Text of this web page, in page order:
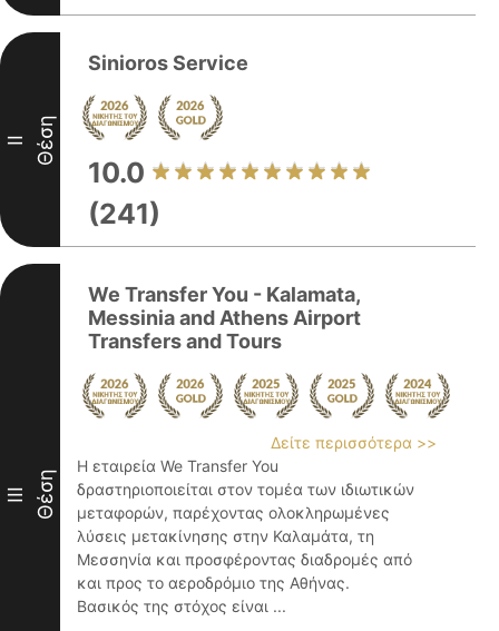
II Θέση
Sinioros Service
10.0
(241)
III Θέση
We Transfer You - Kalamata,
Messinia and Athens Airport
Transfers and Tours
Δείτε περισσότερα >>
Η εταιρεία We Transfer You
δραστηριοποιείται στον τομέα των ιδιωτικών
μεταφορών, παρέχοντας ολοκληρωμένες
λύσεις μετακίνησης στην Καλαμάτα, τη
Μεσσηνία και προσφέροντας διαδρομές από
και προς το αεροδρόμιο της Αθήνας.
Βασικός της στόχος είναι ...